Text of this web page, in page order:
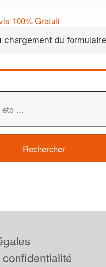
100% Gratuit
chargement du formulaire